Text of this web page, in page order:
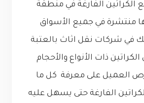
الكراتين الفارغة في منطقة
منتشرة في جميع الأسواق
في شركات نقل اثاث بالعتبة
ذات الأنواع والأحجام
العميل على معرفة كل ما
الفارغة حتى يسهل عليه